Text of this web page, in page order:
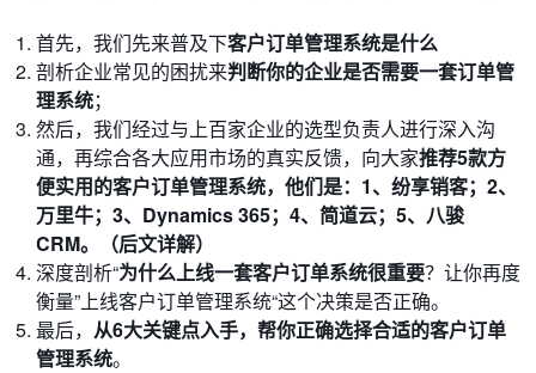
首先，我们先来普及下客户订单管理系统是什么
剖析企业常见的困扰来判断你的企业是否需要一套订单管
理系统；
然后，我们经过与上百家企业的选型负责人进行深入沟
通，再综合各大应用市场的真实反馈，向大家推荐5款方
便实用的客户订单管理系统，他们是：1、纷享销客； 2、
万里牛；3、 Dynamics 365；4、简道云；5、 八骏
CRM。（后文详解）
深度剖析“为什么上线一套客户订单系统很重要？让你再度
衡量”上线客户订单管理系统“这个决策是否正确。
最后， 从6大关键点入手，帮你正确选择合适的客户订单
管理系统。